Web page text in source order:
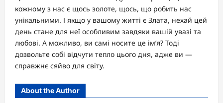
кожному з нас є щось золоте, щось, що робить нас
унікальними. І якщо у вашому житті є Злата, нехай цей
день стане для неї особливим завдяки вашій увазі та
любові. А можливо, ви самі носите це ім’я? Тоді
дозвольте собі відчути тепло цього дня, адже ви —
справжнє сяйво для світу.
About the Author